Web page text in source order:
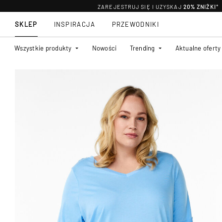
ZAREJESTRUJ SIĘ I UZYSKAJ 20% ZNIŻKI*
SKLEP
Wszystkie produkty Nowości Trending Aktualne oferty
INSPIRACJA PRZEWODNIKI